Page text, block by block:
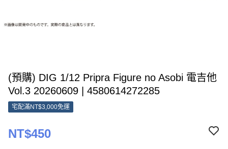
(預購) DIG 1/12 Pripra Figure no Asobi 電吉他
Vol.3 20260609 | 4580614272285
宅配滿NT$3,000免運
NT$450